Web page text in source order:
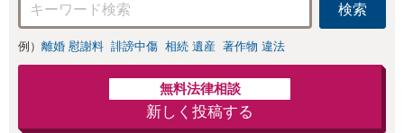
検索
例） 離婚 慰謝料 誹謗中傷 相続 遺産 著作物 違法
無料法律相談
新しく投稿する